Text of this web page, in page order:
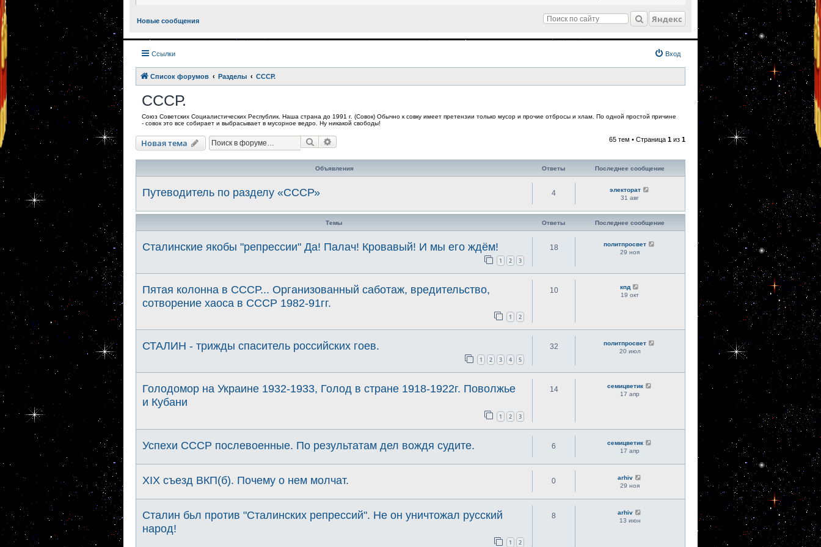
Новые сообщения Яндекс
Ссылки Вход
Список форумов Разделы СССР.
СССР.
Союз Советских Социалистических Республик. Наша страна до 1991 г. (Совок) Обычно к совку имеет претензии только мусор и прочие отбросы и хлам. По одной простой причине
- совок это все собирает и выбрасывает в мусорное ведро. Ну никакой свободы!
Новая тема Поиск 65 тем • Страница 1 из 1
Объявления Ответы Последнее сообщение
Путеводитель по разделу «СССР» 4
электорат
31 авг
Темы Ответы Последнее сообщение
Сталинские якобы "репрессии" Да! Палач! Кровавый! И мы его ждём!
1 2 3
18
политпросвет
29 ноя
Пятая колонна в СССР... Организованный саботаж, вредительство,
сотворение хаоса в СССР 1982-91гг.
1 2
10
кпд
19 окт
СТАЛИН - трижды спаситель российских гоев.
1 2 3 4 5
32
политпросвет
20 июл
Голодомор на Украине 1932-1933, Голод в стране 1918-1922г. Поволжье
и Кубани
1 2 3
14
семицветик
17 апр
Успехи СССР послевоенные. По результатам дел вождя судите. 6
семицветик
17 апр
XIX съезд ВКП(б). Почему о нем молчат. 0
arhiv
29 ноя
Сталин бьл против "Сталинских репрессий". Не он уничтожал русский
народ!
1 2
8
arhiv
13 июн